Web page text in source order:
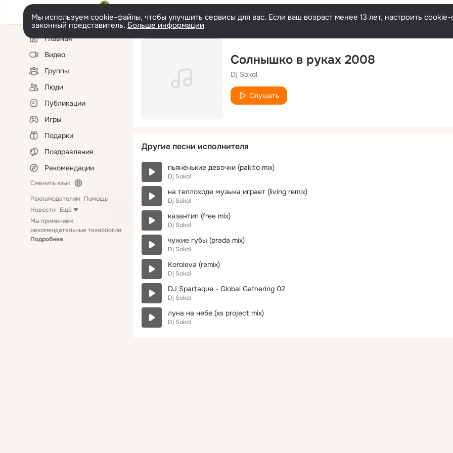
Мы используем cookie-файлы, чтобы улучшить сервисы для вас. Если ваш возраст менее 13 лет, настроить
законный представитель. Больше информации
Левая
колонкаГлавная
Видео
Группы
Люди
Публикации
Игры
Подарки
Поздравления
Рекомендации
Сменить язык
Рекламодателям Помощь
Новости Ещё
Мы применяем
рекомендательные технологии
Подробнее
Солнышко в руках 2008
Dj Sokol
Слушать
Другие песни исполнителя
пьяненькие девочки (pakito mix)
Dj Sokol
на теплоходе музыка играет (living remix)
Dj Sokol
казантип (free mix)
Dj Sokol
чужие губы (prada mix)
Dj Sokol
Koroleva (remix)
Dj Sokol
DJ Spartaque - Global Gathering 02
Dj Sokol
луна на небе (xs project mix)
Dj Sokol